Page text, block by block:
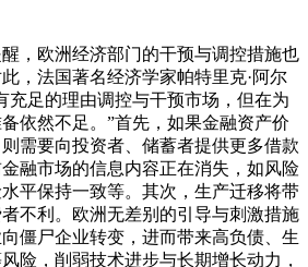
，欧洲经济部门的干预与调控措施也
，法国著名经济学家帕特里克·阿尔
充足的理由调控与干预市场，但在为
依然不足。”首先，如果金融资产价
需要向投资者、储蓄者提供更多借款
融市场的信息内容正在消失，如风险
平保持一致等。其次，生产迁移将带
不利。欧洲无差别的引导与刺激措施
僵尸企业转变，进而带来高负债、生
险，削弱技术进步与长期增长动力，